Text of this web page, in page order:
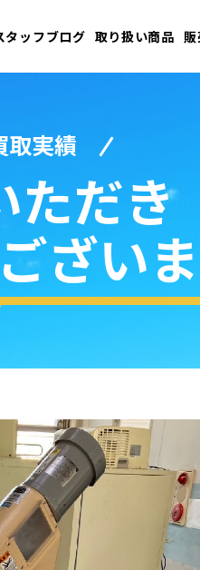
タッフブログ 取り扱い商品
取実績
ただき
ざい